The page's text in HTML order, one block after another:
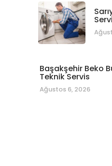
Başakşehir Beko
Teknik Servis
Ağustos 6, 2026